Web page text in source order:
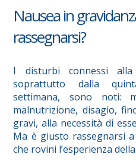
Nausea in
rassegnarsi?
I disturbi connessi
soprattutto dalla
settimana, sono noti:
malnutrizione, disagio,
gravi, alla necessità di
Ma è giusto rassegnarsi
che rovini l’esperienza